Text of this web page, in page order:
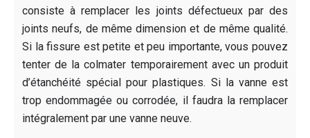
consiste à remplacer les joints défectueux par des
joints neufs, de même dimension et de même qualité.
Si la fissure est petite et peu importante, vous pouvez
tenter de la colmater temporairement avec un produit
d’étanchéité spécial pour plastiques. Si la vanne est
trop endommagée ou corrodée, il faudra la remplacer
intégralement par une vanne neuve.